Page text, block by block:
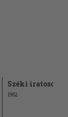
Széki iratosok
1982